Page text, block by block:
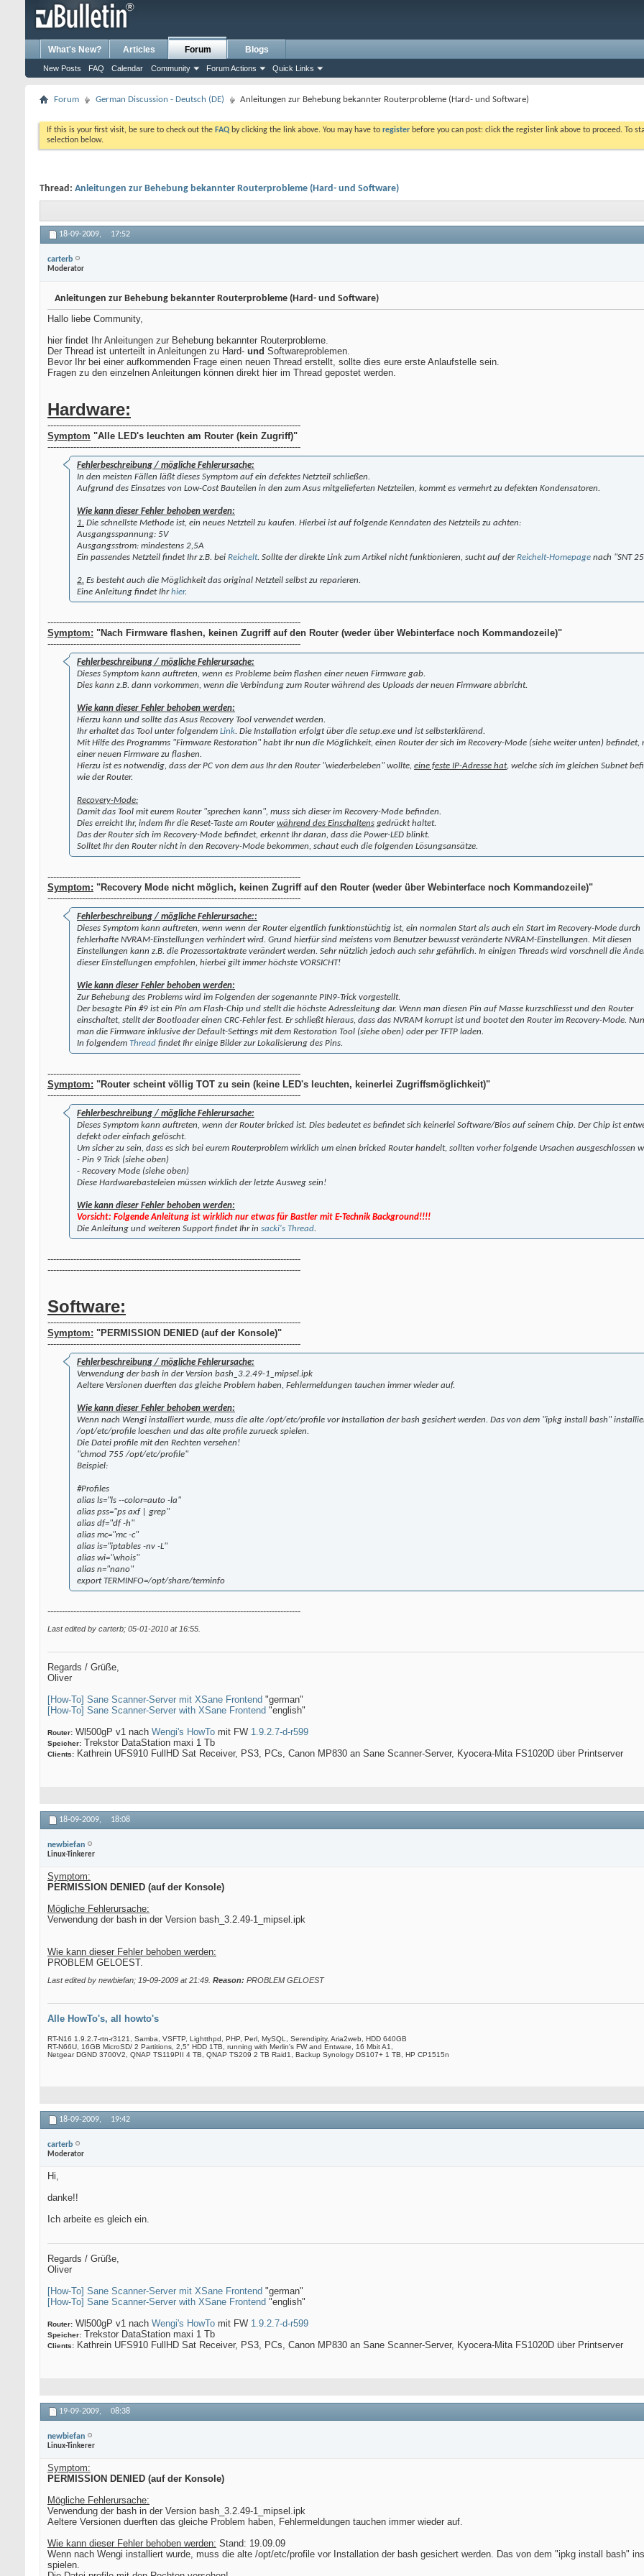
What's New? Articles Forum
New Posts FAQ Calendar Community Forum Actions Quick Links
Blogs
Forum German Discussion - Deutsch (DE) Anleitungen zur Behebung bekannter Routerprobleme (Hard- und Software)
If this is your first visit, be sure to check out the FAQ by clicking the link above. You may have to register before you can post: click the register link above to proceed. To
selection below.
Thread: Anleitungen zur Behebung bekannter Routerprobleme (Hard- und Software)
18-09-2009, 17:52
carterb
Moderator
Anleitungen zur Behebung bekannter Routerprobleme (Hard- und Software)
Hallo liebe Community,
hier findet Ihr Anleitungen zur Behebung bekannter Routerprobleme.
Der Thread ist unterteilt in Anleitungen zu Hard- und Softwareproblemen.
Bevor Ihr bei einer aufkommenden Frage einen neuen Thread erstellt, sollte dies eure erste Anlaufstelle sein.
Fragen zu den einzelnen Anleitungen können direkt hier im Thread gepostet werden.
Hardware:
----------------------------------------------------------------------------------------
Symptom "Alle LED's leuchten am Router (kein Zugriff)"
----------------------------------------------------------------------------------------
Fehlerbeschreibung / mögliche Fehlerursache:
In den meisten Fällen läßt dieses Symptom auf ein defektes Netzteil schließen.
Aufgrund des Einsatzes von Low-Cost Bauteilen in den zum Asus mitgelieferten Netzteilen, kommt es vermehrt zu defekten Kondensatoren.
Wie kann dieser Fehler behoben werden:
1. Die schnellste Methode ist, ein neues Netzteil zu kaufen. Hierbei ist auf folgende Kenndaten des Netzteils zu achten:
Ausgangsspannung: 5V
Ausgangsstrom: mindestens 2,5A
Ein passendes Netzteil findet Ihr z.B. bei Reichelt. Sollte der direkte Link zum Artikel nicht funktionieren, sucht auf derReichelt-Homepage nach "SNT
2. Es besteht auch die Möglichkeit das original Netzteil selbst zu reparieren.
Eine Anleitung findet Ihrhier.
----------------------------------------------------------------------------------------
Symptom: "Nach Firmware flashen, keinen Zugriff auf den Router (weder über Webinterface noch Kommandozeile)"
----------------------------------------------------------------------------------------
Fehlerbeschreibung / mögliche Fehlerursache:
Dieses Symptom kann auftreten, wenn es Probleme beim flashen einer neuen Firmware gab.
Dies kann z.B. dann vorkommen, wenn die Verbindung zum Router während des Uploads der neuen Firmware abbricht.
Wie kann dieser Fehler behoben werden:
Hierzu kann und sollte das Asus Recovery Tool verwendet werden.
Ihr erhaltet das Tool unter folgendem Link. Die Installation erfolgt über die setup.exe und ist selbsterklärend.
Mit Hilfe des Programms "Firmware Restoration" habt Ihr nun die Möglichkeit, einen Router der sich im Recovery-Mode (siehe weiter unten) befindet,
einer neuen Firmware zu flashen.
Hierzu ist es notwendig, dass der PC von dem aus Ihr den Router "wiederbeleben" wollte, eine feste IP-Adresse hat, welche sich im gleichen Subnet
wie der Router.
Recovery-Mode:
Damit das Tool mit eurem Router "sprechen kann", muss sich dieser im Recovery-Mode befinden.
Dies erreicht Ihr, indem Ihr die Reset-Taste am Routerwährend des Einschaltens gedrückt haltet.
Das der Router sich im Recovery-Mode befindet, erkennt Ihr daran, dass die Power-LED blinkt.
Solltet Ihr den Router nicht in den Recovery-Mode bekommen, schaut euch die folgenden Lösungsansätze.
----------------------------------------------------------------------------------------
Symptom: "Recovery Mode nicht möglich, keinen Zugriff auf den Router (weder über Webinterface noch Kommandozeile)"
----------------------------------------------------------------------------------------
Fehlerbeschreibung / mögliche Fehlerursache::
Dieses Symptom kann auftreten, wenn wenn der Router eigentlich funktionstüchtig ist, ein normalen Start als auch ein Start im Recovery-Mode durch
fehlerhafte NVRAM-Einstellungen verhindert wird. Grund hierfür sind meistens vom Benutzer bewusst veränderte NVRAM-Einstellungen. Mit diesen
Einstellungen kann z.B. die Prozessortaktrate verändert werden. Sehr nützlich jedoch auch sehr gefährlich. In einigen Threads wird vorschnell die
dieser Einstellungen empfohlen, hierbei gilt immer höchste VORSICHT!
Wie kann dieser Fehler behoben werden:
Zur Behebung des Problems wird im Folgenden der sogenannte PIN9-Trick vorgestellt.
Der besagte Pin #9 ist ein Pin am Flash-Chip und stellt die höchste Adressleitung dar. Wenn man diesen Pin auf Masse kurzschliesst und den Router
einschaltet, stellt der Bootloader einen CRC-Fehler fest. Er schließt hieraus, dass das NVRAM korrupt ist und bootet den Router im Recovery-Mode.
man die Firmware inklusive der Default-Settings mit dem Restoration Tool (siehe oben) oder per TFTP laden.
In folgendem Thread findet Ihr einige Bilder zur Lokalisierung des Pins.
----------------------------------------------------------------------------------------
Symptom: "Router scheint völlig TOT zu sein (keine LED's leuchten, keinerlei Zugriffsmöglichkeit)"
----------------------------------------------------------------------------------------
Fehlerbeschreibung / mögliche Fehlerursache:
Dieses Symptom kann auftreten, wenn der Router bricked ist. Dies bedeutet es befindet sich keinerlei Software/Bios auf seinem Chip. Der Chip ist
defekt oder einfach gelöscht.
Um sicher zu sein, dass es sich bei eurem Routerproblem wirklich um einen bricked Router handelt, sollten vorher folgende Ursachen ausgeschlossen
- Pin 9 Trick (siehe oben)
- Recovery Mode (siehe oben)
Diese Hardwarebasteleien müssen wirklich der letzte Ausweg sein!
Wie kann dieser Fehler behoben werden:
Vorsicht: Folgende Anleitung ist wirklich nur etwas für Bastler mit E-Technik Background!!!!
Die Anleitung und weiteren Support findet Ihr in sacki's Thread.
----------------------------------------------------------------------------------------
----------------------------------------------------------------------------------------
Software:
----------------------------------------------------------------------------------------
Symptom: "PERMISSION DENIED (auf der Konsole)"
----------------------------------------------------------------------------------------
Fehlerbeschreibung / mögliche Fehlerursache:
Verwendung der bash in der Version bash_3.2.49-1_mipsel.ipk
Aeltere Versionen duerften das gleiche Problem haben, Fehlermeldungen tauchen immer wieder auf.
Wie kann dieser Fehler behoben werden:
Wenn nach Wengi installiert wurde, muss die alte /opt/etc/profile vor Installation der bash gesichert werden. Das von dem "ipkg install bash"
/opt/etc/profile loeschen und das alte profile zurueck spielen.
Die Datei profile mit den Rechten versehen!
"chmod 755 /opt/etc/profile"
Beispiel:
#Profiles
alias ls="ls --color=auto -la"
alias pss="ps axf | grep"
alias df="df -h"
alias mc="mc -c"
alias is="iptables -nv -L"
alias wi="whois"
alias n="nano"
export TERMINFO=/opt/share/terminfo
----------------------------------------------------------------------------------------
Last edited by carterb; 05-01-2010 at 16:55
Regards / Grüße,
Oliver
[How-To] Sane Scanner-Server mit XSane Frontend "german"
[How-To] Sane Scanner-Server with XSane Frontend "english"
Router: Wl500gP v1 nach Wengi's HowTo mit FW 1.9.2.7-d-r599
Speicher: Trekstor DataStation maxi 1 Tb
Clients: Kathrein UFS910 FullHD Sat Receiver, PS3, PCs, Canon MP830 an Sane Scanner-Server, Kyocera-Mita FS1020D über Printserver
18-09-2009, 18:08
newbiefan
Linux-Tinkerer
Symptom:
PERMISSION DENIED (auf der Konsole)
Mögliche Fehlerursache:
Verwendung der bash in der Version bash_3.2.49-1_mipsel.ipk
Wie kann dieser Fehler behoben werden:
PROBLEM GELOEST.
Last edited by newbiefan; 19-09-2009 at21:49 Reason: PROBLEM GELOEST
Alle HowTo's, all howto's
RT-N16 1.9.2.7-rtn-r3121, Samba, VSFTP, Lightthpd, PHP, Perl, MySQL, Serendipity, Aria2web, HDD 640GB
RT-N66U, 16GB MicroSD/ 2 Partitions, 2,5" HDD 1TB, running with Merlin's FW and Entware, 16 Mbit A1,
Netgear DGND 3700V2, QNAP TS119PII 4 TB, QNAP TS209 2 TB Raid1, Backup Synology DS107+ 1 TB, HP CP1515n
18-09-2009, 19:42
carterb
Moderator
Hi,
danke!!
Ich arbeite es gleich ein.
Regards / Grüße,
Oliver
[How-To] Sane Scanner-Server mit XSane Frontend "german"
[How-To] Sane Scanner-Server with XSane Frontend "english"
Router: Wl500gP v1 nach Wengi's HowTo mit FW 1.9.2.7-d-r599
Speicher: Trekstor DataStation maxi 1 Tb
Clients: Kathrein UFS910 FullHD Sat Receiver, PS3, PCs, Canon MP830 an Sane Scanner-Server, Kyocera-Mita FS1020D über Printserver
19-09-2009, 08:38
newbiefan
Linux-Tinkerer
Symptom:
PERMISSION DENIED (auf der Konsole)
Mögliche Fehlerursache:
Verwendung der bash in der Version bash_3.2.49-1_mipsel.ipk
Aeltere Versionen duerften das gleiche Problem haben, Fehlermeldungen tauchen immer wieder auf.
Wie kann dieser Fehler behoben werden: Stand: 19.09.09
Wenn nach Wengi installiert wurde, muss die alte /opt/etc/profile vor Installation der bash gesichert werden. Das von dem "ipkg install bash"
spielen.